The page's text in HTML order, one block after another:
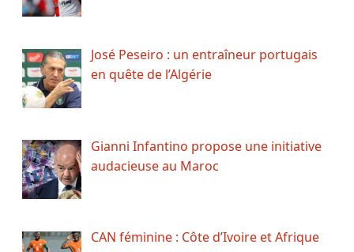
José Peseiro : un entraîneur portugais
en quête de l’Algérie
Gianni Infantino propose une initiative
audacieuse au Maroc
CAN féminine : Côte d’Ivoire et Afrique